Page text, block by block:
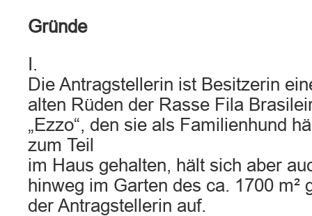
Gründe
I.
Die Antragstellerin ist Besitzerin
alten Rüden der Rasse Fila
„Ezzo“, den sie als Familienhund
zum Teil
im Haus gehalten, hält sich aber
hinweg im Garten des ca. 1700 m²
der Antragstellerin auf.